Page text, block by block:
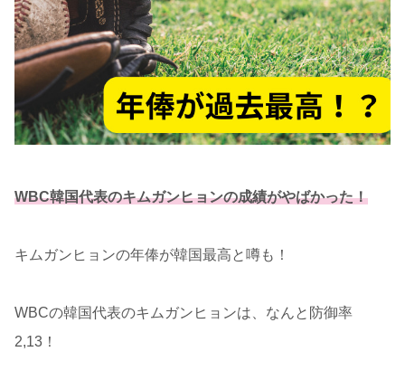
WBC韓国代表のキムガンヒョンの成績がやばかった！
キムガンヒョンの年俸が韓国最高と噂も！
WBCの韓国代表のキムガンヒョンは、なんと防御率
2,13！